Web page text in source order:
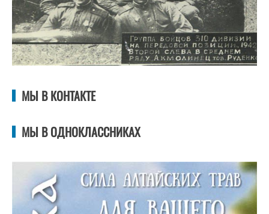
МЫ В КОНТАКТЕ
МЫ В ОДНОКЛАССНИКАХ